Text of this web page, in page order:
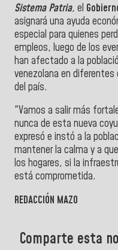
Sistema Patria, el
asignará una ayuda
especial para quienes
empleos, luego de los
han afectado a la
venezolana en
del país.
"Vamos a salir más
nunca de esta nueva
expresó e instó a la
mantener la calma y a
los hogares, si la
está comprometida.
REDACCIÓN MAZO
Comparte esta